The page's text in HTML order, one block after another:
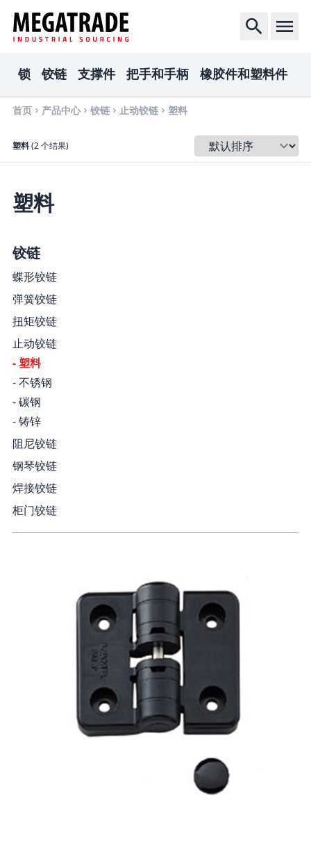
锁 铰链 支撑件 把手和手柄 橡胶件和塑料件
首页 产品中心 铰链 止动铰链 塑料
塑料(2 个结果) 排序
塑料
铰链
蝶形铰链
弹簧铰链
扭矩铰链
止动铰链
- 塑料
- 不锈钢
- 碳钢
- 铸锌
阻尼铰链
钢琴铰链
焊接铰链
柜门铰链